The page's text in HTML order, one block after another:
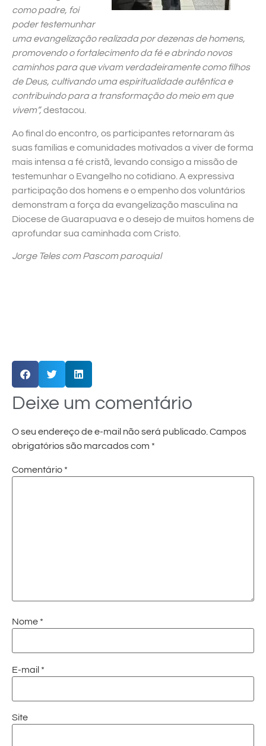
como padre, foi
poder testemunhar
uma evangelização realizada por dezenas de homens,
promovendo o fortalecimento da fé e abrindo novos
caminhos para que vivam verdadeiramente como filhos
de Deus, cultivando uma espiritualidade autêntica e
contribuindo para a transformação do meio em que
vivem”,destacou.
Ao final do encontro, os participantes retornaram às
suas famílias e comunidades motivados a viver de forma
mais intensa a fé cristã, levando consigo a missão de
testemunhar o Evangelho no cotidiano. A expressiva
participação dos homens e o empenho dos voluntários
demonstram a força da evangelização masculina na
Diocese de Guarapuava e o desejo de muitos homens de
aprofundar sua caminhada com Cristo.
Jorge Teles com Pascom paroquial
Deixe um comentário
O seu endereço de e-mail não será publicado.Campos
obrigatórios são marcados com *
Comentário *
Nome *
E-mail *
Site